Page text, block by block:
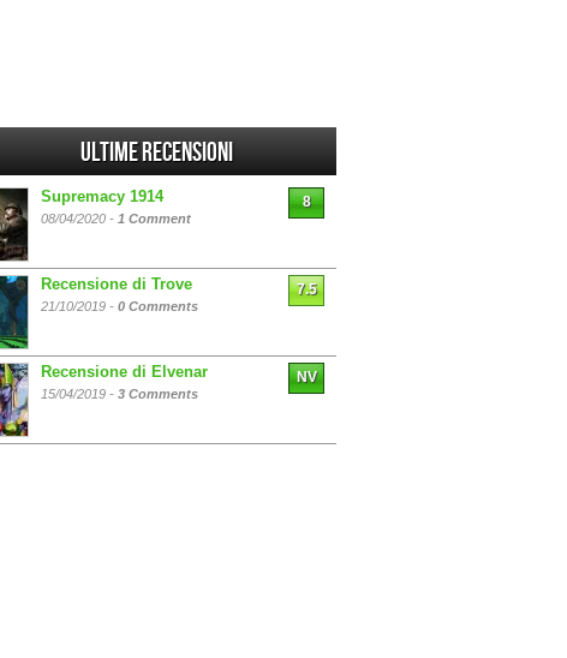
Ultime Recensioni
Supremacy 1914
08/04/2020 - 1 Comment
8
Recensione di Trove
21/10/2019 - 0 Comments
7.5
Recensione di Elvenar
15/04/2019 - 3 Comments
NV